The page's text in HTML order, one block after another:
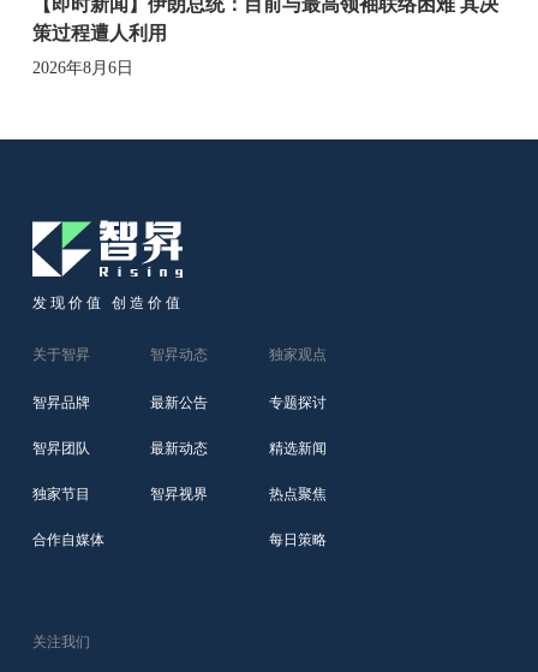
策过程遭人利用
2026年8月6日
发现价值 创造价值
关于智昇
智昇品牌
智昇团队
独家节目
合作自媒体
智昇动态
最新公告
最新动态
智昇视界
独家观点
专题探讨
精选新闻
热点聚焦
每日策略
关注我们